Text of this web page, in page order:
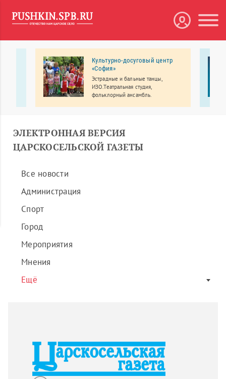
Культурно-досуговый центр
«София»
Эстрадные и бальные танцы,
ИЗО.Театральная студия,
фольклорный ансамбль.
ЭЛЕКТРОННАЯ ВЕРСИЯ
ЦАРСКОСЕЛЬСКОЙ ГАЗЕТЫ
Все новости
Администрация
Спорт
Город
Мероприятия
Мнения
Ещё